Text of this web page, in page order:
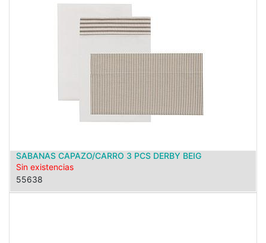
SABANAS CAPAZO/CARRO 3 PCS DERBY BEIG
Sin existencias
55638